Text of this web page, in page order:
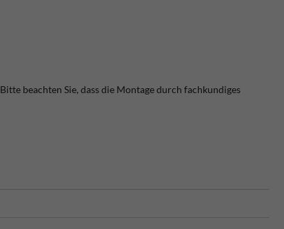
Bitte beachten Sie, dass die Montage durch fachkundiges